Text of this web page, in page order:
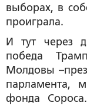
выборах, в
проиграла.
И тут через
победа
Молдовы
парламента,
фонда